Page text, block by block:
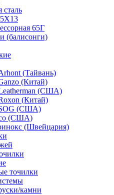
сталь
65Г
(балисонги)
(Тайвань)
(Китай)
(США)
(Китай)
(США)
(США)
(Швейцария)
точилки
камни